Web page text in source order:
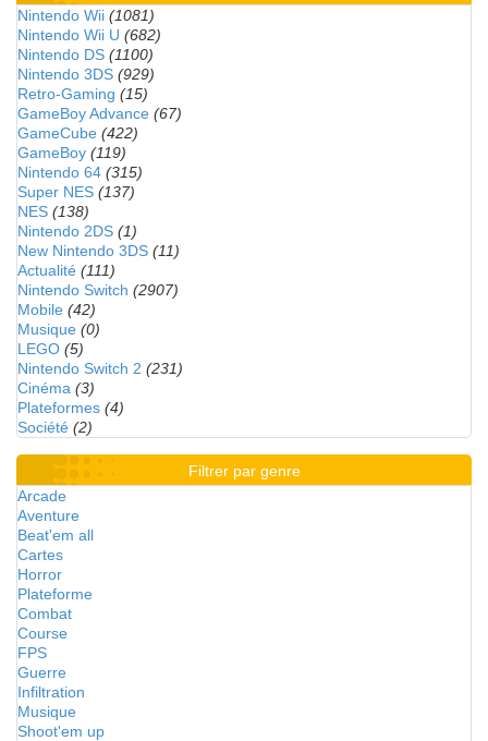
Nintendo Wii (1081)
Nintendo Wii U (682)
Nintendo DS (1100)
Nintendo 3DS (929)
Retro-Gaming (15)
GameBoy Advance (67)
GameCube (422)
GameBoy (119)
Nintendo 64 (315)
Super NES (137)
NES (138)
Nintendo 2DS (1)
New Nintendo 3DS (11)
Actualité (111)
Nintendo Switch (2907)
Mobile (42)
Musique (0)
LEGO (5)
Nintendo Switch 2 (231)
Cinéma (3)
Plateformes (4)
Société (2)
Filtrer par genre
Arcade
Aventure
Beat'em all
Cartes
Horror
Plateforme
Combat
Course
FPS
Guerre
Infiltration
Musique
Shoot'em up